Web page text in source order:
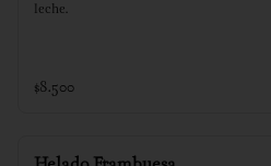
leche.
$8.500